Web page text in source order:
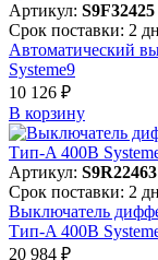
Артикул: S9F32425
Срок поставки: 2
Автоматический
Systeme9
10 126 ₽
В корзинy
Артикул: S9R22463
Срок поставки: 2
Выключатель
Тип-A 400В
20 984 ₽